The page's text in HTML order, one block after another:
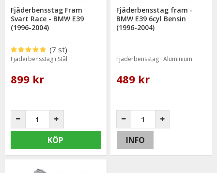
Fjäderbensstag Fram
Svart Race - BMW E39
(1996-2004)
(7 st)
Fjäderbensstag i Stål
899 kr
KÖP
Fjäderbensstag fram -
BMW E39 6cyl Bensin
(1996-2004)
Fjäderbensstag i Aluminium
489 kr
INFO